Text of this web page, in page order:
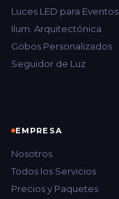
Luces LED para Eventos
Ilum. Arquitectónica
Gobos Personalizados
Seguidor de Luz
EMPRESA
Nosotros
Todos los Servicios
Precios y Paquetes